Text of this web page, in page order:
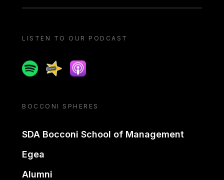
LISTEN TO OUR PODCAST
SpotifySpreakerApple podcast
BOCCONI SPHERES
SDA Bocconi School of Management
Egea
Alumni